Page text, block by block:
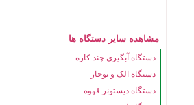
مشاهده سایر دستگاه ها
دستگاه آبگیری چند کاره
دستگاه الک و بوجار
دستگاه دیستونر قهوه